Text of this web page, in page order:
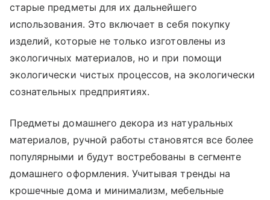
старые предметы для их дальнейшего
использования. Это включает в себя покупку
изделий, которые не только изготовлены из
экологичных материалов, но и при помощи
экологически чистых процессов, на экологически
сознательных предприятиях.
Предметы домашнего декора из натуральных
материалов, ручной работы становятся все более
популярными и будут востребованы в сегменте
домашнего оформления. Учитывая тренды на
крошечные дома и минимализм, мебельные